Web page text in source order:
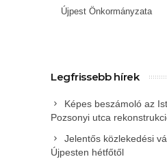
Újpest Önkormányzata
Legfrissebb hírek
Képes beszámoló az
Pozsonyi utca
Jelentős közlekedési
Újpesten hétfőtől